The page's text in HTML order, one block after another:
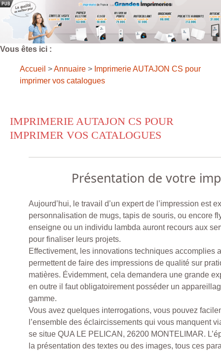
Vous êtes ici :
Accueil >Annuaire > Imprimerie AUTAJON CS pour
imprimer vos catalogues
IMPRIMERIE AUTAJON CS POUR
IMPRIMER VOS CATALOGUES
Présentation de votre
Aujourd’hui, le travail d’un expert de l’impression est
personnalisation de mugs, tapis de souris, ou encore
enseigne ou un individu lambda auront recours aux
pour finaliser leurs projets.
Effectivement, les innovations techniques accomplies
permettent de faire des impressions de qualité sur
matières. Évidemment, cela demandera une grande
en outre il faut obligatoirement posséder un
gamme.
Vous avez quelques interrogations, vous pouvez
l’ensemble des éclaircissements qui vous manquent
se situe QUA LE PELICAN, 26200 MONTELIMAR.
la présentation des textes ou des images, tous ces